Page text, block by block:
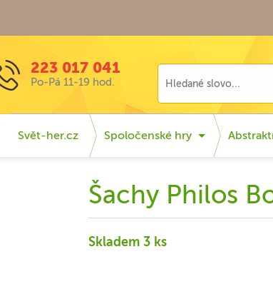
223 017 041
Po-Pá 11-19 hod.
Svět-her.cz Spoločenské hry
Šachy Philos
Skladem 3 ks